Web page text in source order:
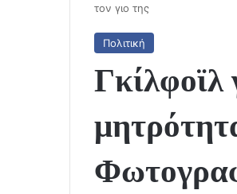
τον γιο της
Πολιτική